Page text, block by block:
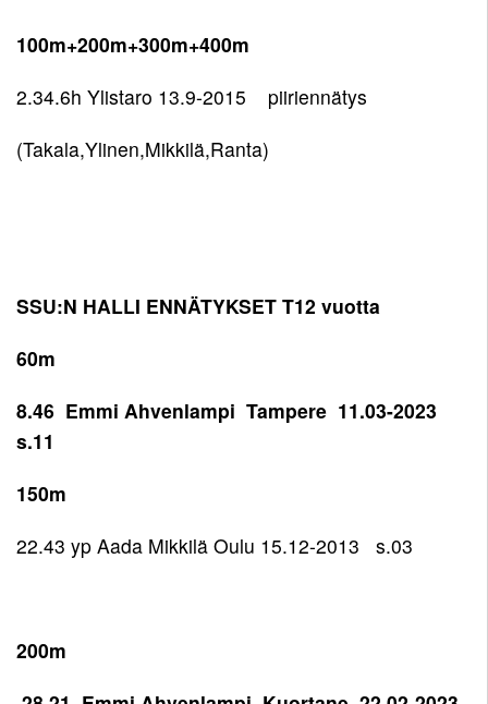
100m+200m+300m+400m
2.34.6h Ylistaro 13.9-2015 piiriennätys
(Takala,Ylinen,Mikkilä,Ranta)
SSU:N HALLI ENNÄTYKSET T12 vuotta
60m
8.46 Emmi Ahvenlampi Tampere 11.03-2023
s.11
150m
22.43 yp Aada Mikkilä Oulu 15.12-2013 s.03
200m